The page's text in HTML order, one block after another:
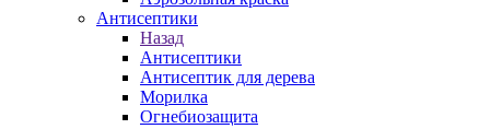
Антисептики
Назад
Антисептики
Антисептик для дерева
Морилка
Огнебиозащита